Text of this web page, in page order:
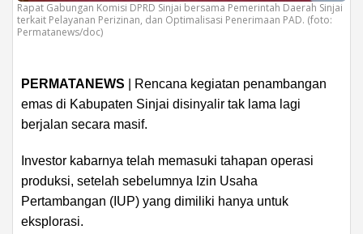
Rapat Gabungan Komisi DPRD Sinjai bersama Pemerintah Daerah Sinjai
terkait Pelayanan Perizinan, dan Optimalisasi Penerimaan PAD. (foto:
Permatanews/doc)
PERMATANEWS | Rencana kegiatan penambangan
emas di Kabupaten Sinjai disinyalir tak lama lagi
berjalan secara masif.
Investor kabarnya telah memasuki tahapan operasi
produksi, setelah sebelumnya Izin Usaha
Pertambangan (IUP) yang dimiliki hanya untuk
eksplorasi.